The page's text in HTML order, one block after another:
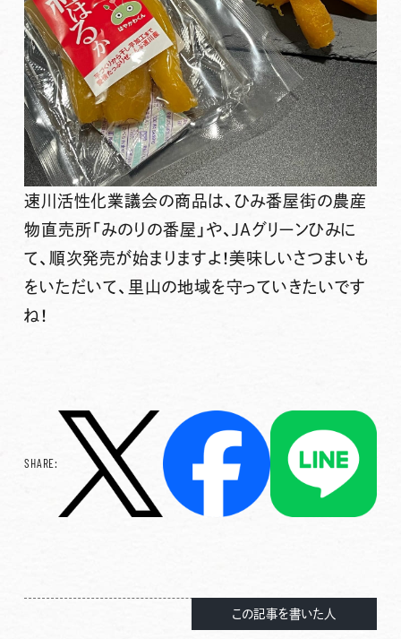
速川活性化業議会の商品は、ひみ番屋街の農産
物直売所「みのりの番屋」や、JAグリーンひみに
て、順次発売が始まりますよ！美味しいさつまいも
をいただいて、里山の地域を守っていきたいです
ね！
SHARE:
この記事を書いた人